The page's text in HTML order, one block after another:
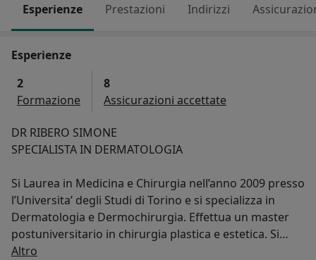
Esperienze Prestazioni Indirizzi
Esperienze
2
Formazione
8
Assicurazioni accettate
DR RIBERO SIMONE
SPECIALISTA IN DERMATOLOGIA
Si Laurea in Medicina e Chirurgia nell’anno 2009 presso
l’Universita’ degli Studi di Torino e si specializza in
Dermatologia e Dermochirurgia. Effettua un master
postuniversitario in chirurgia plastica e estetica. Si
diploma Dottore di ricerca in Oncologia presso la
Altro